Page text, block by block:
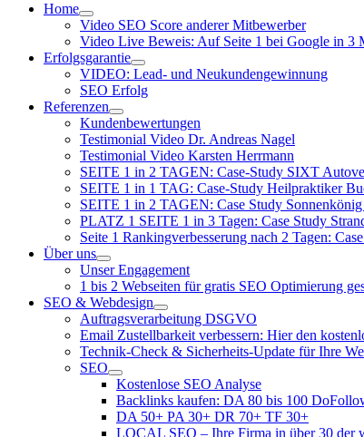
Home
Video SEO Score anderer Mitbewerber
Video Live Beweis: Auf Seite 1 bei Google in 3
Erfolgsgarantie
VIDEO: Lead- und Neukundengewinnung
SEO Erfolg
Referenzen
Kundenbewertungen
Testimonial Video Dr. Andreas Nagel
Testimonial Video Karsten Herrmann
SEITE 1 in 2 TAGEN: Case-Study SIXT
SEITE 1 in 1 TAG: Case-Study Heilpraktiker
SEITE 1 in 2 TAGEN: Case Study
PLATZ 1 SEITE 1 in 3 Tagen: Case Study
Seite 1 Rankingverbesserung nach 2 Tagen:
Über uns
Unser Engagement
1 bis 2 Webseiten für gratis SEO Optimierung
SEO & Webdesign
Auftragsverarbeitung DSGVO
Email Zustellbarkeit verbessern: Hier den
Technik-Check & Sicherheits-Update für Ihre
SEO
Kostenlose SEO Analyse
Backlinks kaufen: DA 80 bis 100
DA 50+ PA 30+ DR 70+ TF 30+
LOCAL SEO – Ihre Firma in über 30 der